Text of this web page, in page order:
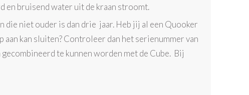
en bruisend water uit de kraan stroomt.
die niet ouder is dan drie jaar. Heb jij al een Quooker
kan sluiten? Controleer dan het serienummer van
te kunnen worden met de Cube. Bij